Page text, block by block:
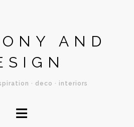
AND
· deco · interiors
≡